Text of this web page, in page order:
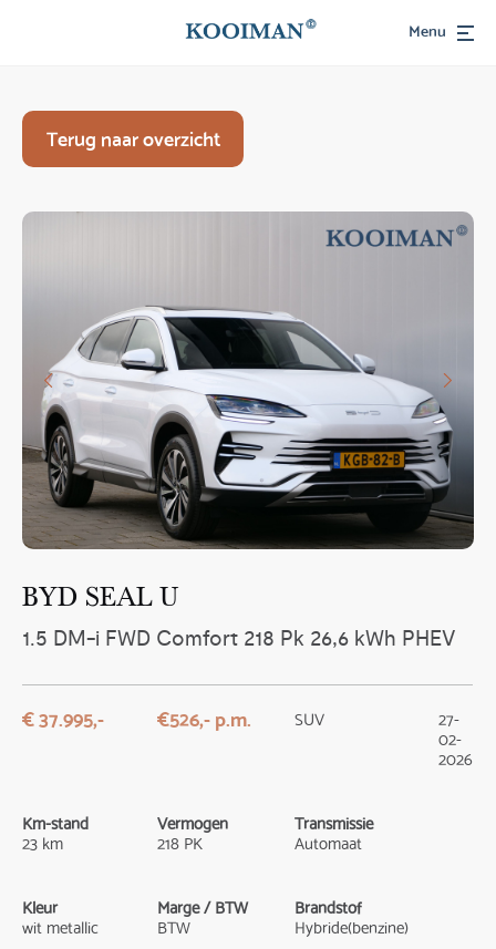
Menu
Terug naar overzicht
BYD SEAL U
1.5 DM-i FWD Comfort 218 Pk 26,6 kWh PHEV
€ 37.995,- €526,- p.m. SUV 27-
02-
2026
Km-stand
23 km
Vermogen
218 PK
Transmissie
Automaat
Kleur
wit metallic
Marge / BTW
BTW
Brandstof
Hybride(benzine)